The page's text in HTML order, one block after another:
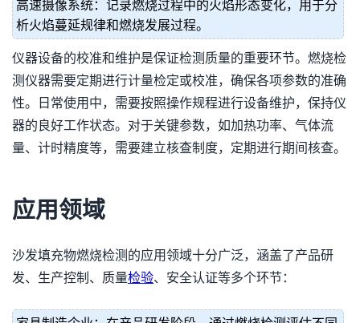
高速摄像系统：记录燃烧过程中的火焰形态变化，用于分
析火焰蔓延规律和燃烧发展过程。
仪器设备的校准和维护是保证检测质量的重要环节。燃烧检
测仪器需要定期进行计量检定或校准，确保各项参数的准确
性。日常使用中，需要按照操作规程进行设备维护，保持仪
器的良好工作状态。对于关键参数，如加热功率、气体流
量、计时精度等，需要建立核查制度，定期进行期间核查。
应用领域
沙发填充物燃烧检测的应用领域十分广泛，涵盖了产品研
发、生产控制、质量检验、安全认证等多个环节：